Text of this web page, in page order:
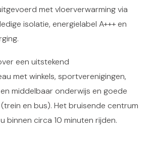
met vloerverwarming via
isolatie, energielabel A+++ en
een uitstekend
met winkels, sportverenigingen,
middelbaar onderwijs en goede
en bus). Het bruisende centrum
binnen circa 10 minuten rijden.